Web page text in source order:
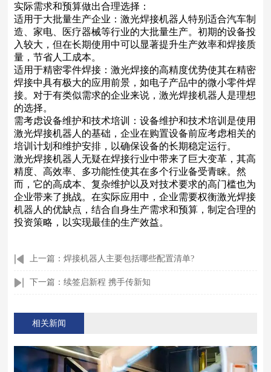
实际需求和预算做出合理选择：
适用于大批量生产企业：激光焊接机器人特别适合汽车制
造、家电、医疗器械等行业的大批量生产。初期的设备投
入较大，但在长期使用中可以显著提升生产效率和焊接质
量，节省人工成本。
适用于精密零件焊接：激光焊接的高精度优势使其在精密
焊接中具有极大的应用前景，如电子产品中的微小零件焊
接。对于有类似需求的企业来说，激光焊接机器人是理想
的选择。
需考虑设备维护和技术培训：设备维护和技术培训是使用
激光焊接机器人的基础，企业在购置设备前应考虑相关的
培训计划和维护安排，以确保设备的长期稳定运行。
激光焊接机器人无疑在焊接行业中带来了巨大变革，其高
精度、高效率、多功能性使其在多个行业备受青睐。然
而，它的高成本、复杂维护以及对技术要求的高门槛也为
企业带来了挑战。在实际应用中，企业需要权衡激光焊接
机器人的优缺点，结合自身生产需求和预算，制定合理的
投资策略，以实现最佳的生产效益。
上一篇：焊接机器人主要包括哪些配置清单?
下一篇：续签启新程 携手传新知
相关新闻